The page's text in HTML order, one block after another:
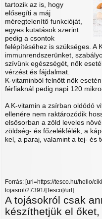
tartozik az is, hogy
elősegíti a máj
méregtelenítő funkcióját,
egyes kutatások szerint
pedig a csontok
felépítéséhez is szükséges. A
immunrendszerünket,
szívünk egészségét, nők
vérzést és fájdalmat.
K-vitaminból felnőtt nők
férfiaknál pedig napi 120
A K-vitamin a zsírban oldódó
ellenére nem raktározódik
elsősorban a zöld leveles
zöldség- és főzelékfélék, a
kel, a paraj, valamint a tej- és
Forrás: [url=https://tesco.hu/hello/
tojasrol/27391/]Tesco[/url]
A tojásokról csak
készíthetjük el őket,